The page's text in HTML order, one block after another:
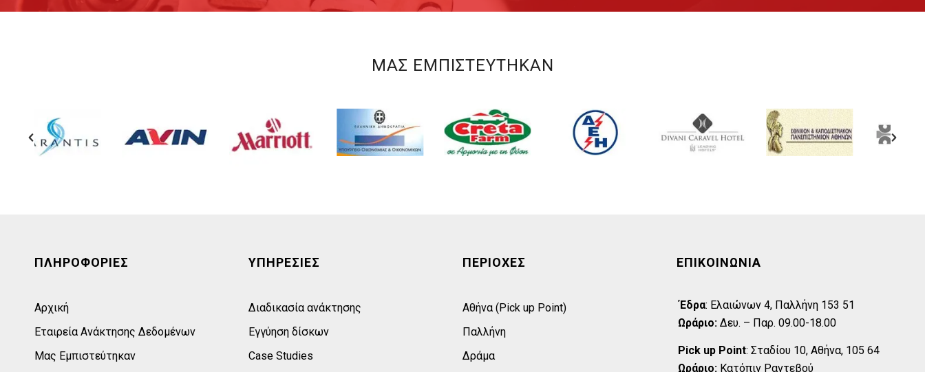
ΜΑΣ ΕΜΠΙΣΤΕΥΤΗΚΑΝ
ΠΛΗΡΟΦΟΡΙΕΣ
Αρχική
Εταιρεία Ανάκτησης Δεδομένων
Μας Εμπιστεύτηκαν
ΥΠΗΡΕΣΙΕΣ
Διαδικασία ανάκτησης
Εγγύηση δίσκων
Case Studies
ΠΕΡΙΟΧΕΣ
Αθήνα (Pick up Point)
Παλλήνη
Δράμα
ΕΠΙΚΟΙΝΩΝΊΑ
Έδρα: Eλαιώνων 4, Παλλήνη 153 51
Ωράριο: Δευ. – Παρ. 09.00-18.00
Pick up Point: Σταδίου 10, Αθήνα, 105 64
Ωράριο: Κατόπιν Ραντεβού